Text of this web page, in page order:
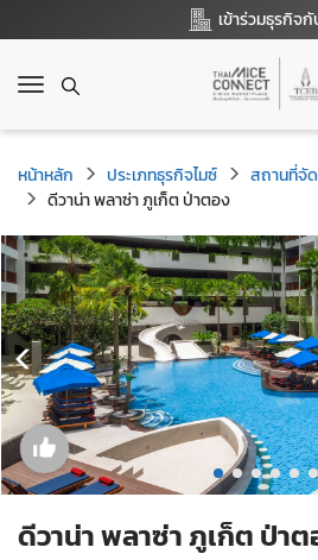
เข้าร่วมธุรกิจกั
T
g
g
l
e
n
a
v
i
g
a
t
n
หน้าหลัก ประเภทธุรกิจไมซ์
สถานที่จั
ดีวาน่า พลาซ่า ภูเก็ต ป่าตอง
ดีวาน่า พลาซ่า ภูเก็ต ป่า